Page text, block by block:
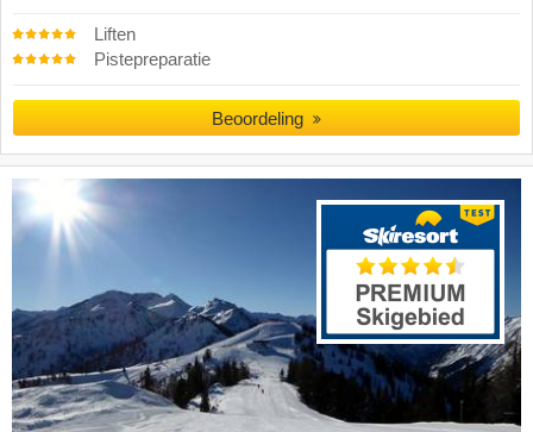
Liften
Pistepreparatie
Beoordeling